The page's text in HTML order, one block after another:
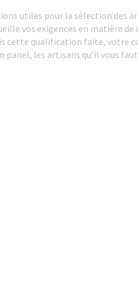
utiles pour la sélection des
vos exigences en matière de
cette qualification faite, votre
panel, les artisans qu’il vous